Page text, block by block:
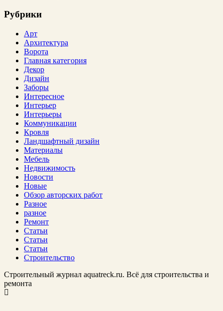
Рубрики
Арт
Архитектура
Ворота
Главная категория
Декор
Дизайн
Заборы
Интересное
Интерьер
Интерьеры
Коммуникации
Кровля
Ландшафтный дизайн
Материалы
Мебель
Недвижимость
Новости
Новые
Обзор авторских работ
Разное
разное
Ремонт
Статьи
Статьи
Статьи
Строительство
Строительный журнал aquatreck.ru. Всё для строительства и
ремонта